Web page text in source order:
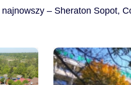
– Sheraton Sopot,